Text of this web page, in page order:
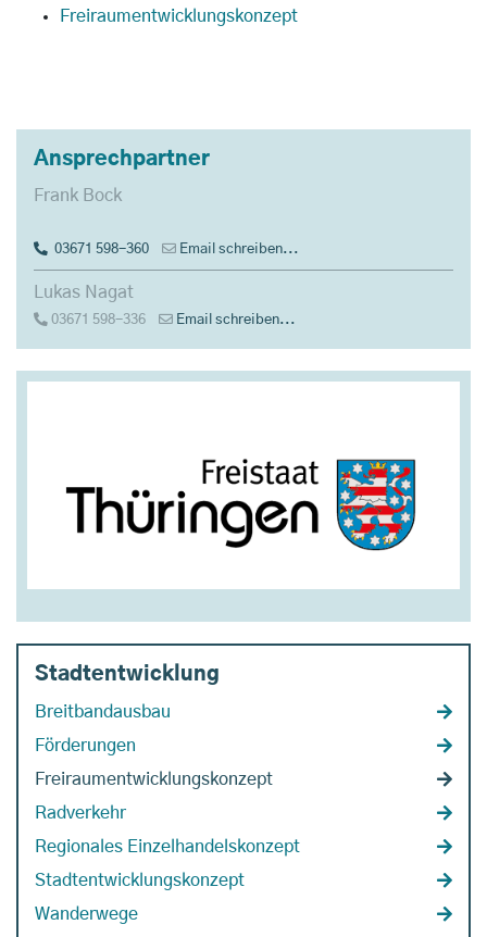
Freiraumentwicklungskonzept
Ansprechpartner
Frank Bock
03671 598-360 Email schreiben...
Lukas Nagat
03671 598-336 Email schreiben...
Stadtentwicklung
Breitbandausbau
Förderungen
Freiraumentwicklungskonzept
Radverkehr
Regionales Einzelhandelskonzept
Stadtentwicklungskonzept
Wanderwege